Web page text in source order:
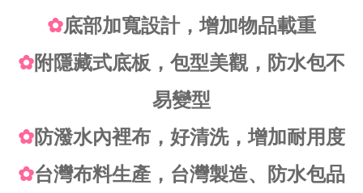
✿底部加寬設計，增加物品載重
✿附隱藏式底板，包型美觀，防水包不
易變型
✿防潑水內裡布，好清洗，增加耐用度
✿台灣布料生產，台灣製造、防水包品